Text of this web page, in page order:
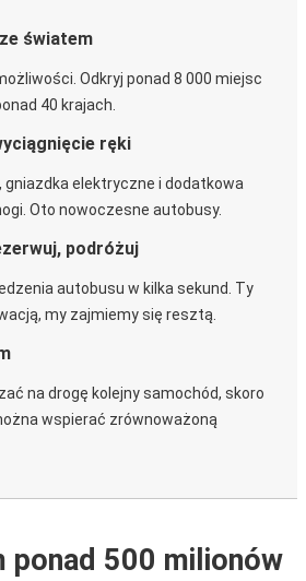
światem
Odkryj ponad 8 000 miejsc
40 krajach.
ręki
gniazdka elektryczne i dodatkowa
Oto nowoczesne autobusy.
podróżuj
autobusu w kilka sekund. Ty
my zajmiemy się resztą.
na drogę kolejny samochód, skoro
wspierać zrównoważoną
ponad 500 milionów